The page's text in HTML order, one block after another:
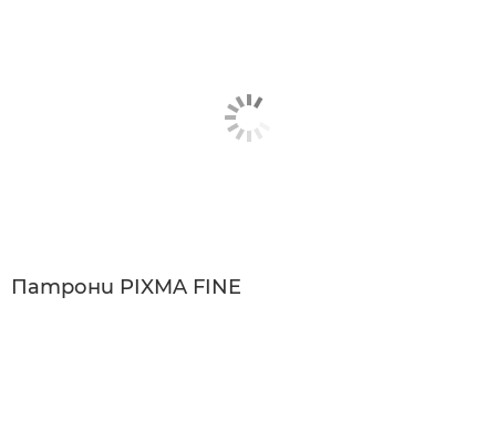
Патрони PIXMA FINE